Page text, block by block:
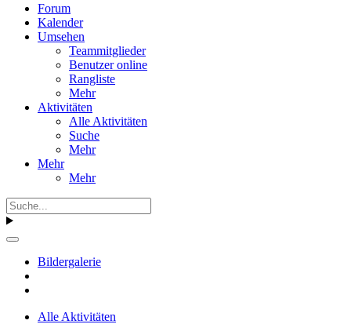
Forum
Kalender
Umsehen
Teammitglieder
Benutzer online
Rangliste
Mehr
Aktivitäten
Alle Aktivitäten
Suche
Mehr
Mehr
Mehr
Bildergalerie
Alle Aktivitäten